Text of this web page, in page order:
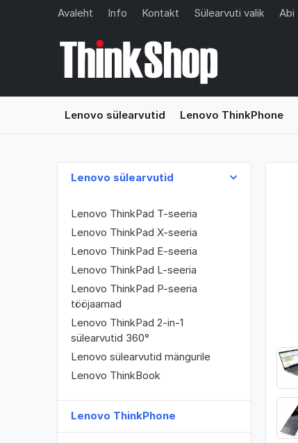
Avaleht Info Kontakt Sülearvuti valik Abi
Lenovo sülearvutid Lenovo ThinkPhone
Lenovo sülearvutid
Lenovo ThinkPad T-seeria
Lenovo ThinkPad X-seeria
Lenovo ThinkPad E-seeria
Lenovo ThinkPad L-seeria
Lenovo ThinkPad P-seeria
tööjaamad
Lenovo ThinkPad 2-in-1
sülearvutid 360°
Lenovo sülearvutid mängurile
Lenovo ThinkBook
Lenovo ThinkPhone